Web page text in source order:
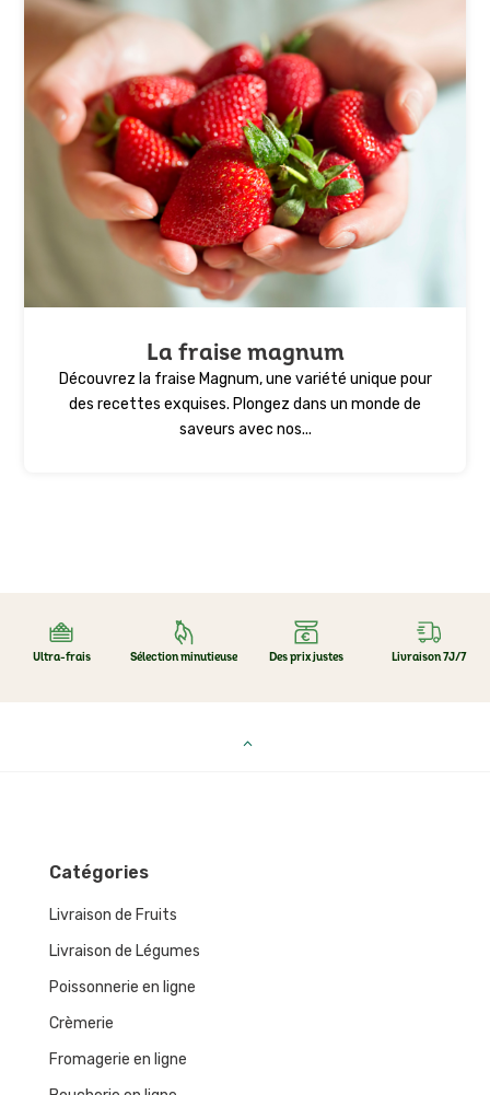
La fraise magnum
Découvrez la fraise Magnum, une variété unique pour
des recettes exquises. Plongez dans un monde de
saveurs avec nos...
Ultra-frais Sélection minutieuse Des prix justes Livraison 7J/7
Catégories
Livraison de Fruits
Livraison de Légumes
Poissonnerie en ligne
Crèmerie
Fromagerie en ligne